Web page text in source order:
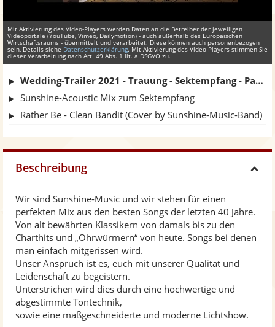
Mit Aktivierung des Video-Players werden Daten an die Betreiber der jeweiligen
Videoportale (YouTube, Vimeo, Dailymotion) - auch außerhalb des Europäischen
Wirtschaftsraums - übermittelt und verarbeitet. Diese können auch personenbezogen
sein, Details siehe Datenschutzerklärung. Mit Aktivierung des Video-Players stimmen Sie
dieser Verarbeitung nach Art. 49 Abs. 1 lit. a DSGVO zu.
Wedding-Trailer 2021 - Trauung - Sektempfang - Party am Abend
Sunshine-Acoustic Mix zum Sektempfang
Rather Be - Clean Bandit (Cover by Sunshine-Music-Band)
Beschreibung
Wir sind Sunshine-Music und wir stehen für einen
perfekten Mix aus den besten Songs der letzten 40 Jahre.
Von alt bewährten Klassikern von damals bis zu den
Charthits und „Ohrwürmern“ von heute. Songs bei denen
man einfach mitgerissen wird.
Unser Anspruch ist es, euch mit unserer Qualität und
Leidenschaft zu begeistern.
Unterstrichen wird dies durch eine hochwertige und
abgestimmte Tontechnik,
sowie eine maßgeschneiderte und moderne Lichtshow.